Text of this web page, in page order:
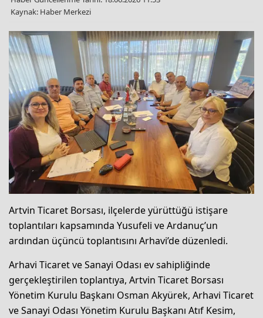
Kaynak: Haber Merkezi
Artvin Ticaret Borsası, ilçelerde yürüttüğü istişare
toplantıları kapsamında Yusufeli ve Ardanuç’un
ardından üçüncü toplantısını Arhavi’de düzenledi.
Arhavi Ticaret ve Sanayi Odası ev sahipliğinde
gerçekleştirilen toplantıya, Artvin Ticaret Borsası
Yönetim Kurulu Başkanı Osman Akyürek, Arhavi Ticaret
ve Sanayi Odası Yönetim Kurulu Başkanı Atıf Kesim,